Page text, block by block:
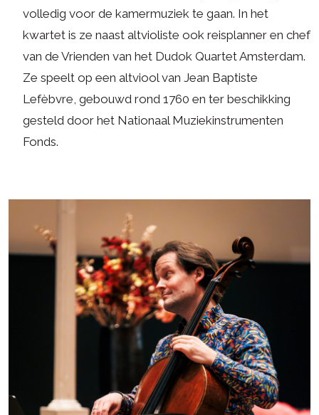
volledig voor de kamermuziek te gaan. In het
kwartet is ze naast altvioliste ook reisplanner en chef
van de Vrienden van het Dudok Quartet Amsterdam.
Ze speelt op een altviool van Jean Baptiste
Lefèbvre, gebouwd rond 1760 en ter beschikking
gesteld door het Nationaal Muziekinstrumenten
Fonds.